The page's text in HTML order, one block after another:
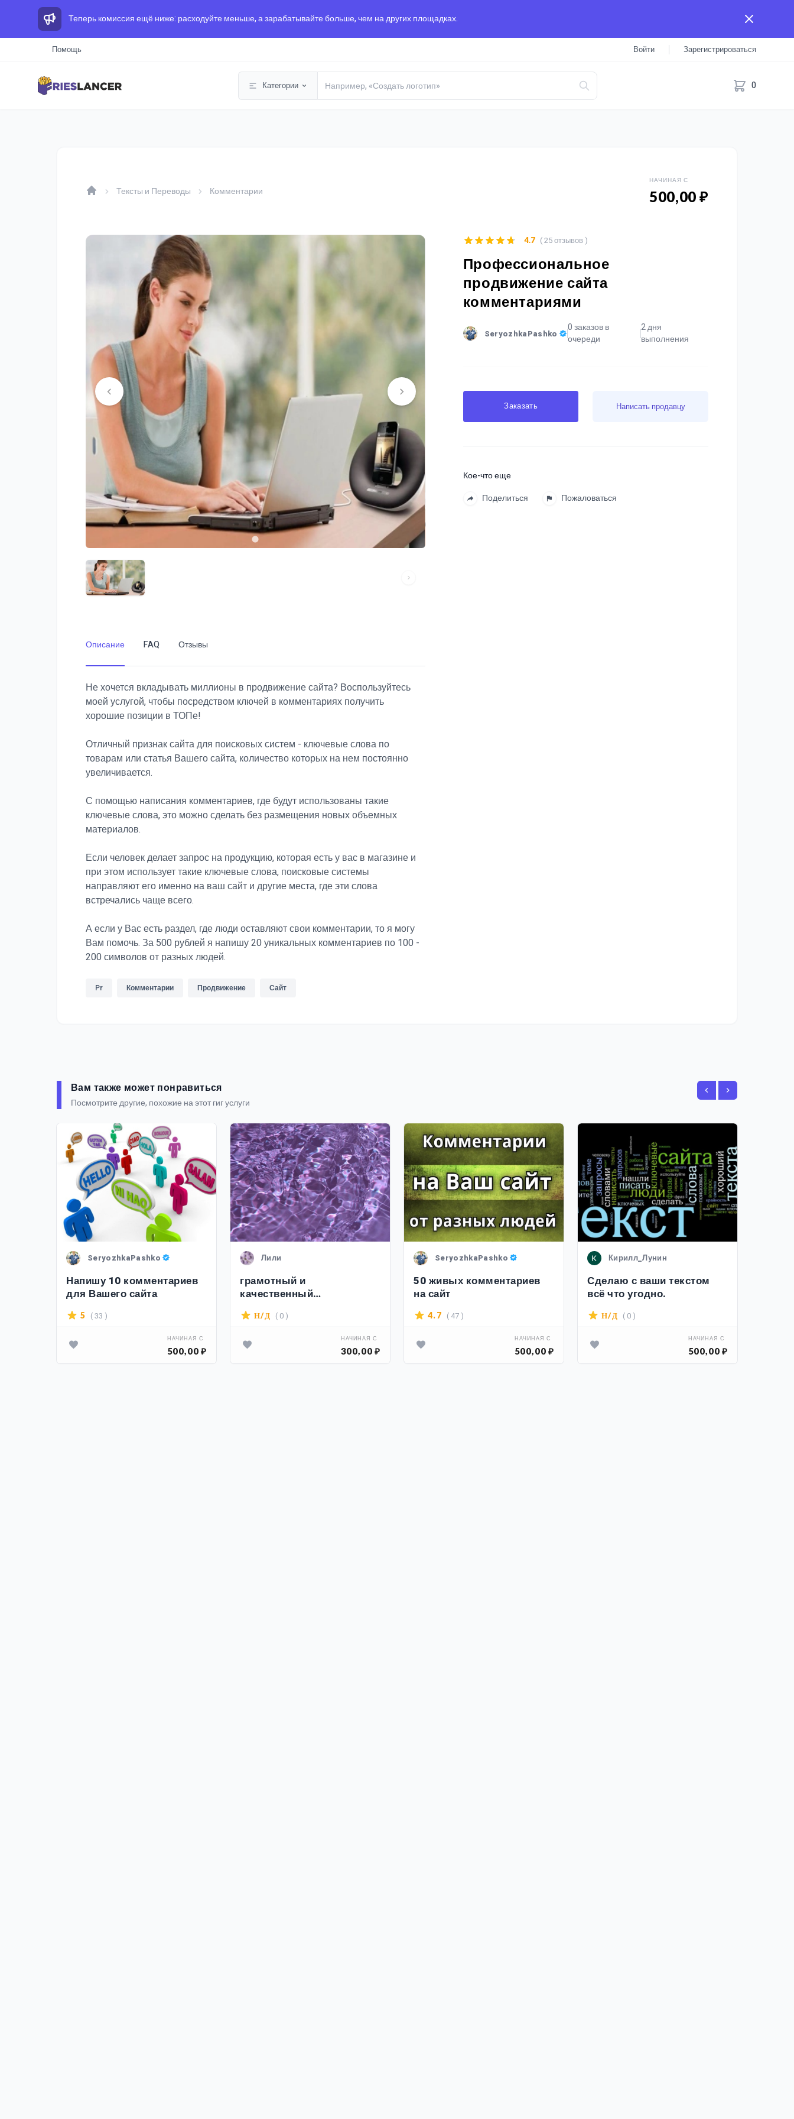
Теперь комиссия ещё ниже: расходуйте меньше, а зарабатывайте больше, чем на других площадках.
Помощь Войти Зарегистрироваться
Категории 0
Тексты и Переводы Комментарии
НАЧИНАЯ С
500,00 ₽
Профессиональное
продвижение сайта
комментариями
SeryozhkaPashko
0 заказов в
очереди
2 дня
выполнения
4.7 ( 25 отзывов )
Заказать Написать продавцу
Кое-что еще
Поделиться
Пожаловаться
Описание FAQ Отзывы
Не хочется вкладывать миллионы в продвижение сайта? Воспользуйтесь
моей услугой, чтобы посредством ключей в комментариях получить
хорошие позиции в ТОПе!
Отличный признак сайта для поисковых систем - ключевые слова по
товарам или статья Вашего сайта, количество которых на нем постоянно
увеличивается.
С помощью написания комментариев, где будут использованы такие
ключевые слова, это можно сделать без размещения новых объемных
материалов.
Если человек делает запрос на продукцию, которая есть у вас в магазине и
при этом использует такие ключевые слова, поисковые системы
направляют его именно на ваш сайт и другие места, где эти слова
встречались чаще всего.
А если у Вас есть раздел, где люди оставляют свои комментарии, то я могу
Вам помочь. За 500 рублей я напишу 20 уникальных комментариев по 100 -
200 символов от разных людей.
Pr Комментарии Продвижение Сайт
Вам также может понравиться
Посмотрите другие, похожие на этот гиг услуги
SeryozhkaPashko
Напишу 10 комментариев
для Вашего сайта
5 ( 33 )
НАЧИНАЯ С
500,00 ₽
Лили
грамотный и
качественный
комментарий
Н/Д ( 0 )
НАЧИНАЯ С
300,00 ₽
SeryozhkaPashko
50 живых комментариев
на сайт
4.7 ( 47 )
НАЧИНАЯ С
500,00 ₽
Кирилл_Лунин
Сделаю с ваши текстом
всё что угодно.
Н/Д ( 0 )
НАЧИНАЯ С
500,00 ₽